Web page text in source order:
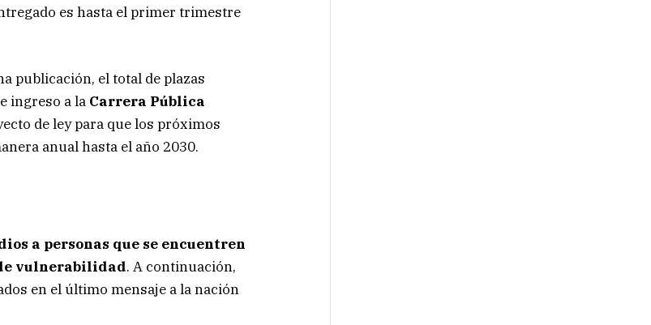
es hasta el primer trimestre
publicación, el total de plazas
ingreso a la Carrera Pública
de ley para que los próximos
anual hasta el año 2030.
a personas que se encuentren
vulnerabilidad. A continuación,
en el último mensaje a la nación